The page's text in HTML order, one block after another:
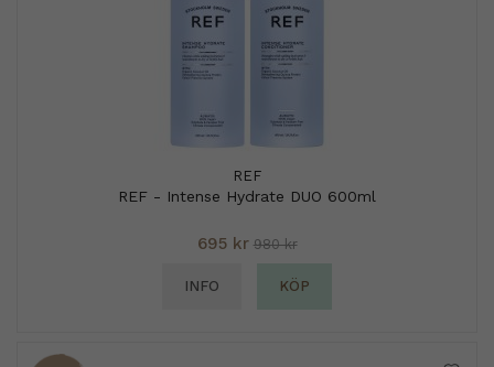
REF
REF - Intense Hydrate DUO 600ml
695 kr 980 kr
INFO KÖP